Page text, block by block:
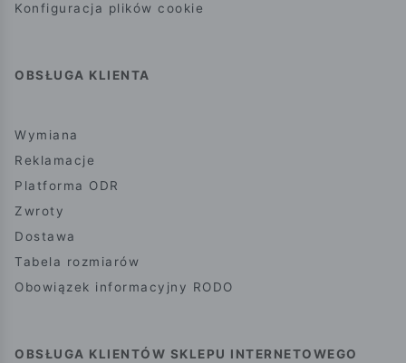
Konfiguracja plików cookie
OBSŁUGA KLIENTA
Wymiana
Reklamacje
Platforma ODR
Zwroty
Dostawa
Tabela rozmiarów
Obowiązek informacyjny RODO
OBSŁUGA KLIENTÓW SKLEPU INTERNETOWEGO